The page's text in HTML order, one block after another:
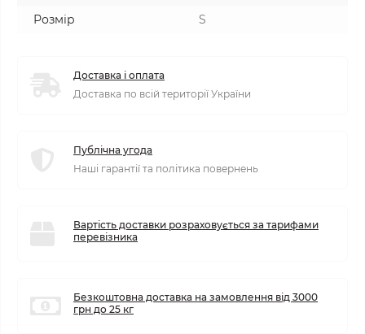
Розмір
S
Доставка і оплата
Доставка по всій території України
Публічна угода
Наші гарантії та політика повернень
Вартість доставки розраховується за тарифами
перевізника
Безкоштовна доставка на замовлення від 3000
грн до 25 кг